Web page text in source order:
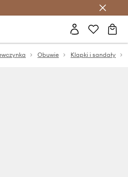
z Answear Club >
Obuwie Klapki i sandały